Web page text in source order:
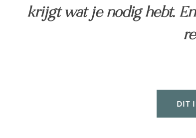
krijgt wat je nodig hebt.
DIT